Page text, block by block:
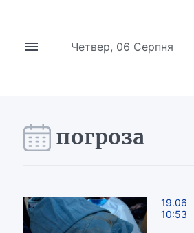
Четвер, 06 Серпня
погроза
19.06
10:53